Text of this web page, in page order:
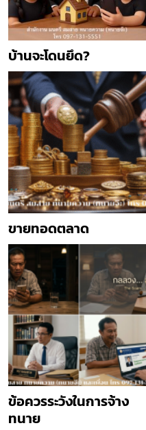
บ้านจะโดนยึด?
ขายทอดตลาด
ข้อควรระวังในการจ้าง
ทนาย